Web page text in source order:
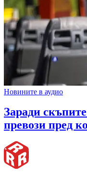
Новините в аудио
Заради
превози пред